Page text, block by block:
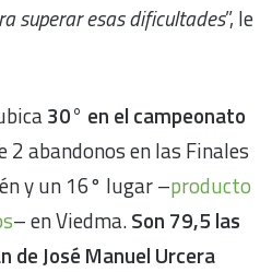
superar esas dificultades”, le
30° en el campeonato
2 abandonos en las Finales
y un 16° lugar –producto
– en Viedma.Son 79,5 las
de José Manuel Urcera